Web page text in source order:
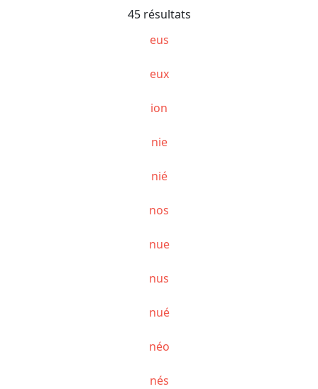
45 résultats
eus
eux
ion
nie
nié
nos
nue
nus
nué
néo
nés